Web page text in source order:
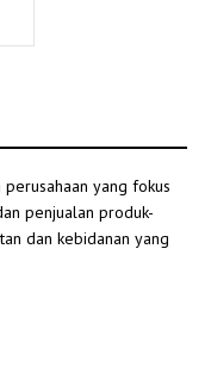
yang fokus
penjualan produk-
dan kebidanan yang